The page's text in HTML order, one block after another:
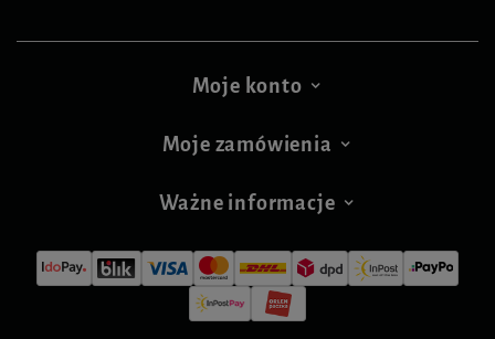
Moje konto
Moje zamówienia
Ważne informacje